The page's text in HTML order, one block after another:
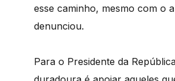
esse caminho, mesmo com o
denunciou.
Para o Presidente da